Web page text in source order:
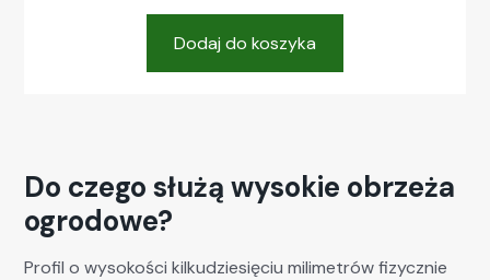
Dodaj do koszyka
Do czego służą wysokie obrzeża
ogrodowe?
Profil o wysokości kilkudziesięciu milimetrów fizycznie